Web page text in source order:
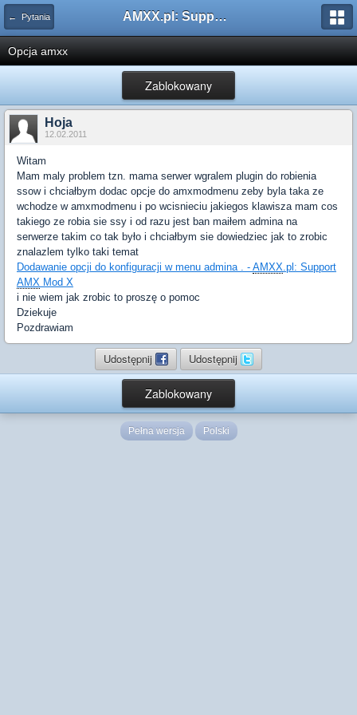
← Pytania AMXX.pl: Support AMX Mod X i SourceMod
Opcja amxx
Zablokowany
Hoja
12.02.2011
Witam
Mam maly problem tzn. mama serwer wgralem plugin do robienia
ssow i chciałbym dodac opcje do amxmodmenu zeby byla taka ze
wchodze w amxmodmenu i po wcisnieciu jakiegos klawisza mam cos
takiego ze robia sie ssy i od razu jest ban maiłem admina na
serwerze takim co tak było i chciałbym sie dowiedziec jak to zrobic
znalazlem tylko taki temat
Dodawanie opcji do konfiguracji w menu admina . - AMXX.pl: Support
AMX Mod X
i nie wiem jak zrobic to proszę o pomoc
Dziekuje
Pozdrawiam
Udostępnij Udostępnij
Zablokowany
Pełna wersja Polski